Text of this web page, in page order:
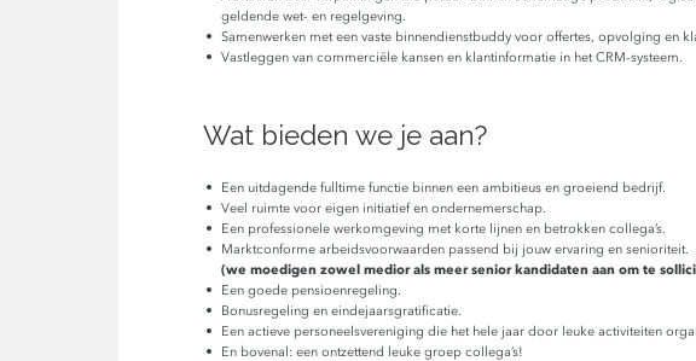
geldende wet- en regelgeving.
Samenwerken met een vaste binnendienstbuddy voor offertes, opvolging en
Vastleggen van commerciële kansen en klantinformatie in het CRM-systeem.
Wat bieden we je aan?
Een uitdagende fulltime functie binnen een ambitieus en groeiend bedrijf.
Veel ruimte voor eigen initiatief en ondernemerschap.
Een professionele werkomgeving met korte lijnen en betrokken collega’s.
Marktconforme arbeidsvoorwaarden passend bij jouw ervaring en senioriteit.
(we moedigen zowel medior als meer senior kandidaten aan om te
Een goede pensioenregeling.
Bonusregeling en eindejaarsgratificatie.
Een actieve personeelsvereniging die het hele jaar door leuke activiteiten
En bovenal: een ontzettend leuke groep collega’s!